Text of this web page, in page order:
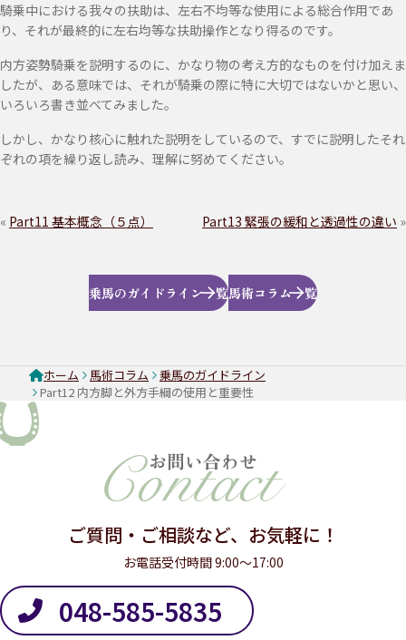
騎乗中における我々の扶助は、左右不均等な使用による総合作用であ
り、それが最終的に左右均等な扶助操作となり得るのです。
内方姿勢騎乗を説明するのに、かなり物の考え方的なものを付け加えま
したが、ある意味では、それが騎乗の際に特に大切ではないかと思い、
いろいろ書き並べてみました。
しかし、かなり核心に触れた説明をしているので、すでに説明したそれ
ぞれの項を繰り返し読み、理解に努めてください。
« Part11 基本概念（５点） Part13 緊張の緩和と透過性の違い »
乗馬のガイドライン一覧馬術コラム一覧
ホーム 馬術コラム
乗馬のガイドライン
Part12 内方脚と外方手綱の使用と重要性
お問い合わせ
ご質問・ご相談など、お気軽に！
お電話受付時間 9:00～17:00
048-585-5835